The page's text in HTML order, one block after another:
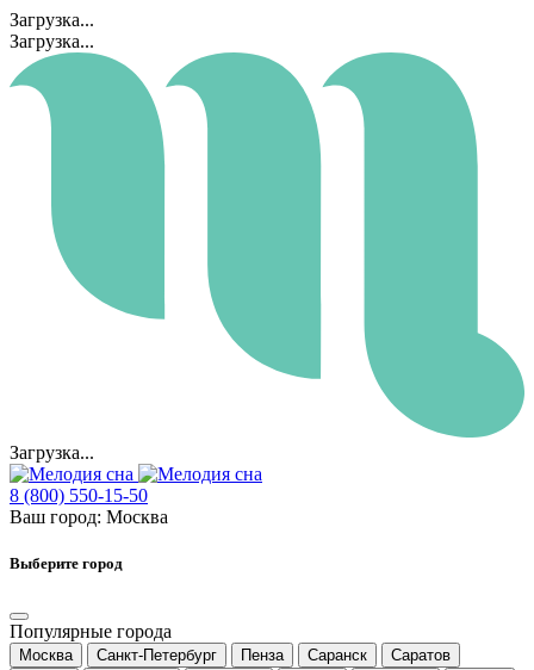
Загрузка...
Загрузка...
Загрузка...
8 (800) 550-15-50
Ваш город: Москва
Выберите город
Популярные города
Москва Санкт-Петербург Пенза Саранск
Саратов